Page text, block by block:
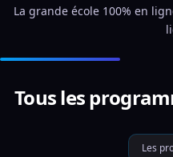
La grande école 100% en
Tous les
Les